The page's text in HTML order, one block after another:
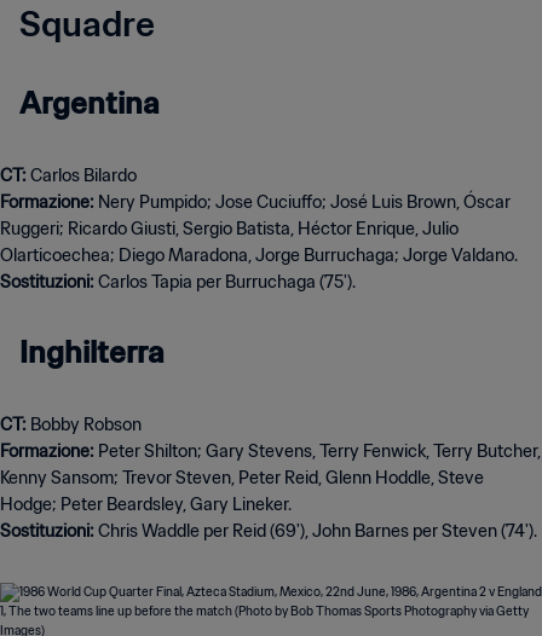
Squadre
Argentina
CT:
Formazione: Nery Pumpido; Jose Cuciuffo; José Luis Brown, Óscar
Ruggeri; Ricardo Giusti, Sergio Batista, Héctor Enrique, Julio
Sostituzioni: Carlos Tapia per Burruchaga (75').
Inghilterra
CT:
Formazione: Peter Shilton; Gary Stevens, Terry Fenwick, Terry Butcher,
Kenny Sansom; Trevor Steven, Peter Reid, Glenn Hoddle, Steve
Sostituzioni: Chris Waddle per Reid (69'), John Barnes per Steven (74').